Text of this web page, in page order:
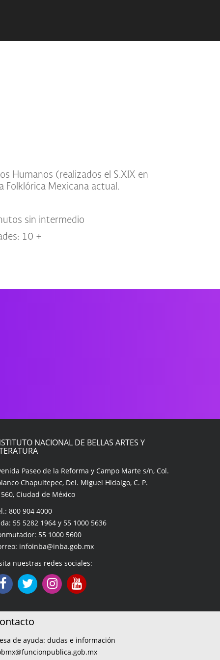
Humanos (realizados el S.XIX en
Folklórica Mexicana actual.
sin intermedio
10 +
NACIONAL DE BELLAS ARTES Y
Paseo de la Reforma y Campo Marte s/n, Col.
Chapultepec, Del. Miguel Hidalgo, C. P.
Ciudad de México
800 904 4000
55 5282 1964 y 55 1000 5636
55 1000 5600
infoinba@inba.gob.mx
nuestras redes sociales:
de ayuda: dudas e información